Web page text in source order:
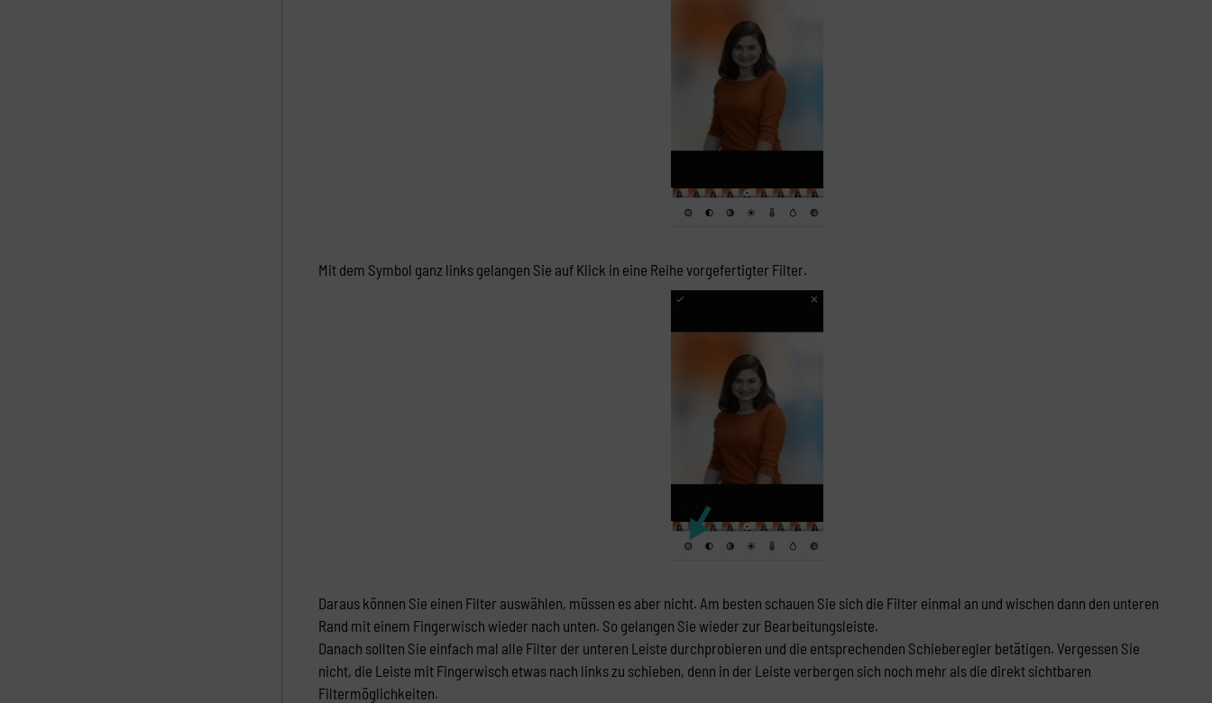
Mit dem Symbol ganz links gelangen Sie auf Klick in eine Reihe vorgefertigter Filter.
Daraus können Sie einen Filter auswählen, müssen es aber nicht. Am besten schauen Sie sich die Filter einmal an und wischen dann den unteren
Rand mit einem Fingerwisch wieder nach unten. So gelangen Sie wieder zur Bearbeitungsleiste.
Danach sollten Sie einfach mal alle Filter der unteren Leiste durchprobieren und die entsprechenden Schieberegler betätigen. Vergessen Sie
nicht, die Leiste mit Fingerwisch etwas nach links zu schieben, denn in der Leiste verbergen sich noch mehr als die direkt sichtbaren
Filtermöglichkeiten.